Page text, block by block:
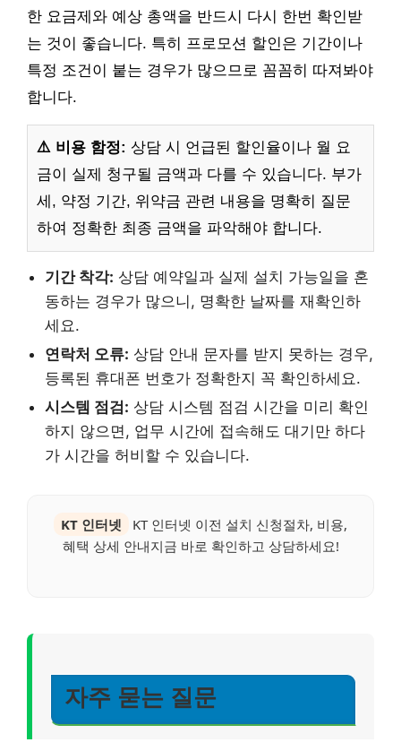
한 요금제와 예상 총액을 반드시 다시 한번 확인받
는 것이 좋습니다. 특히 프로모션 할인은 기간이나
특정 조건이 붙는 경우가 많으므로 꼼꼼히 따져봐야
합니다.
⚠️ 비용 함정: 상담 시 언급된 할인율이나 월 요
금이 실제 청구될 금액과 다를 수 있습니다. 부가
세, 약정 기간, 위약금 관련 내용을 명확히 질문
하여 정확한 최종 금액을 파악해야 합니다.
기간 착각: 상담 예약일과 실제 설치 가능일을 혼
동하는 경우가 많으니, 명확한 날짜를 재확인하
세요.
연락처 오류: 상담 안내 문자를 받지 못하는 경우,
등록된 휴대폰 번호가 정확한지 꼭 확인하세요.
시스템 점검: 상담 시스템 점검 시간을 미리 확인
하지 않으면, 업무 시간에 접속해도 대기만 하다
가 시간을 허비할 수 있습니다.
KT 인터넷
KT 인터넷 이전 설치 신청절차, 비용,
혜택 상세 안내지금 바로 확인하고 상담하세요!
자주 묻는 질문